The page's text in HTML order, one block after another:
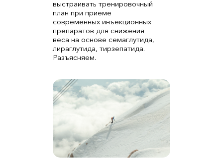
выстраивать тренировочный
план при приеме
современных инъекционных
препаратов для снижения
веса на основе семаглутида,
лираглутида, тирзепатида.
Разъясняем.